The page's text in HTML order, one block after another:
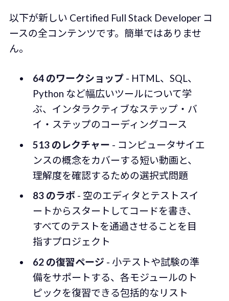
以下が新しい Certified Full Stack Developer コ
ースの全コンテンツです。簡単ではありませ
ん。
64 のワークショップ - HTML、SQL、
Python など幅広いツールについて学
ぶ、インタラクティブなステップ・バ
イ・ステップのコーディングコース
513 のレクチャー - コンピュータサイエ
ンスの概念をカバーする短い動画と、
理解度を確認するための選択式問題
83 のラボ- 空のエディタとテストスイ
ートからスタートしてコードを書き、
すべてのテストを通過させることを目
指すプロジェクト
62 の復習ページ - 小テストや試験の準
備をサポートする、各モジュールのト
ピックを復習できる包括的なリスト